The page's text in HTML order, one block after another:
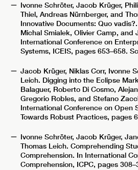
Ivonne Schröter, Jacob Krüger,
Thiel, Andreas Nürnberger, and
Innovative Documents: Quo
Michal Smialek, Olivier Camp, and
International Conference on
Systems, ICEIS, pages 653–658.
Jacob Krüger, Niklas Corr, Ivonne
Leich. Digging into the Eclipse
Balaguer, Roberto Di Cosmo,
Gregorio Robles, and Stefano
International Conference on Open
Towards Robust Practices, pages
Ivonne Schröter, Jacob Krüger,
Thomas Leich. Comprehending
Comprehension. In International
Comprehension, ICPC, pages